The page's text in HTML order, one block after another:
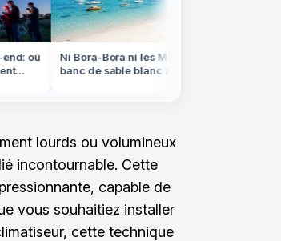
où
Ni Bora-Bora ni les Maldives, ce
banc de sable blanc apparaît à
lourds ou volumineux
incontournable. Cette
capable de
vous souhaitiez installer
cette technique